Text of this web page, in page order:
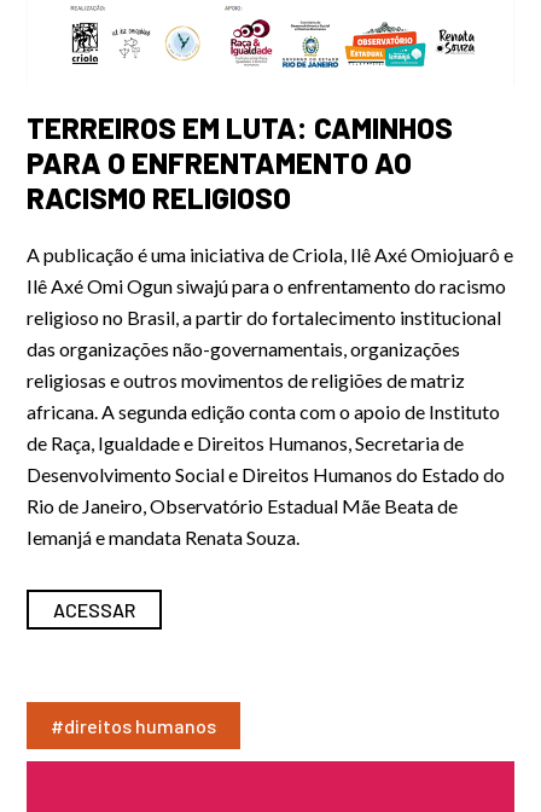
TERREIROS EM LUTA: CAMINHOS
PARA O ENFRENTAMENTO AO
RACISMO RELIGIOSO
A publicação é uma iniciativa deCriola, Ilê AxéOmiojuarôe
Ilê AxéOmiOgunsiwajúpara o enfrentamento do racismo
religioso no Brasil, a partir do fortalecimento institucional
das organizações não-governamentais, organizações
religiosas eoutros movimentos de religiões de matriz
africana.A segunda edição conta com o apoio de Instituto
de Raça, Igualdade e Direitos Humanos, Secretaria de
Desenvolvimento Social e Direitos Humanos do Estado do
Rio de Janeiro, Observatório Estadual Mãe Beata de
Iemanjá e mandata Renata Souza.
ACESSAR
#direitos humanos